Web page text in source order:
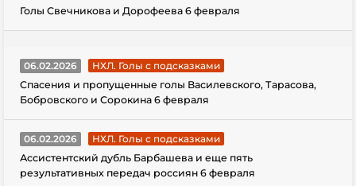
Голы Свечникова и Дорофеева 6 февраля
06.02.2026
НХЛ. Голы с подсказками
Спасения и пропущенные голы Василевского, Тарасова,
Бобровского и Сорокина 6 февраля
06.02.2026
НХЛ. Голы с подсказками
Ассистентский дубль Барбашева и еще пять
результативных передач россиян 6 февраля